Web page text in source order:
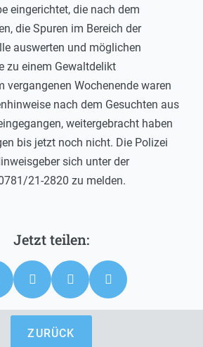
eingerichtet, die nach dem
die Spuren im Bereich der
auswerten und möglichen
zu einem Gewaltdelikt
vergangenen Wochenende waren
nach dem Gesuchten aus
weitergebracht haben
bis jetzt noch nicht. Die Polizei
sich unter der
21-2820 zu melden.
ZURÜCK